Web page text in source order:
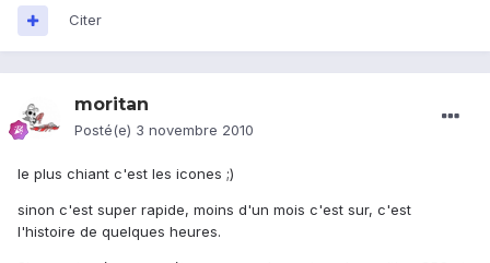
Citer
moritan
Posté(e) 3 novembre 2010
le plus chiant c'est les icones ;)
sinon c'est super rapide, moins d'un mois c'est sur, c'est
l'histoire de quelques heures.